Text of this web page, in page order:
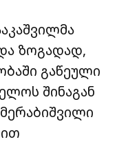
ზოგადად,
გაწეული
შინაგან